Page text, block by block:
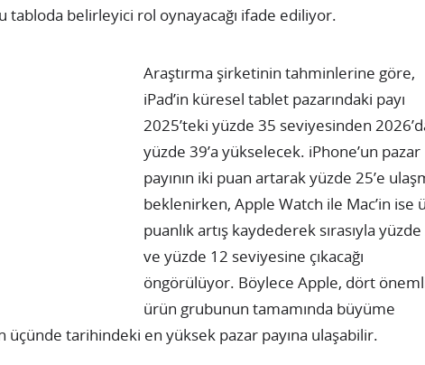
tabloda belirleyici rol oynayacağı ifade ediliyor.
Araştırma şirketinin tahminlerine göre,
iPad’in küresel tablet pazarındaki payı
2025’teki yüzde 35 seviyesinden
yüzde 39’a yükselecek. iPhone’un pazar
payının iki puan artarak yüzde 25’e
beklenirken, Apple Watch ile Mac’in ise
puanlık artış kaydederek sırasıyla
ve yüzde 12 seviyesine çıkacağı
öngörülüyor. Böylece Apple, dört
ürün grubunun tamamında büyüme
üçünde tarihindeki en yüksek pazar payına ulaşabilir.